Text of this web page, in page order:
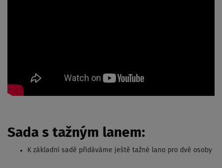
Sada s tažným lanem:
K základní sadě přidáváme ještě tažné lano pro dvě osoby